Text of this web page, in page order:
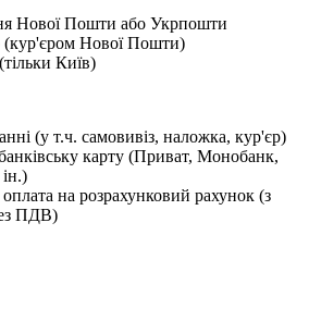
Нової Пошти або Укрпошти
(кур'єром Нової Пошти)
Київ)
(у т.ч. самовивіз, наложка, кур'єр)
карту (Приват, Монобанк,
на розрахунковий рахунок (з
ПДВ)